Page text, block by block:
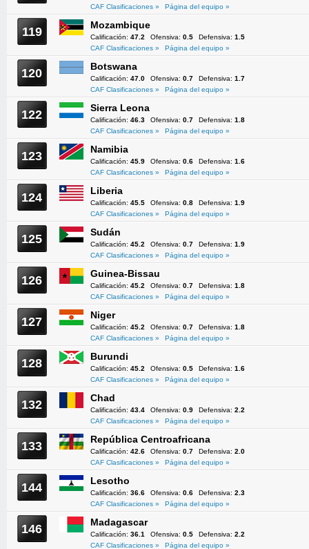
CAF Clasificaciones »
Página del equipo »
119 Mozambique
Calificación: 47.2 Ofensiva: 0.5 Defensiva: 1.5
CAF Clasificaciones »
Página del equipo »
120 Botswana
Calificación: 47.0 Ofensiva: 0.7 Defensiva: 1.7
CAF Clasificaciones »
Página del equipo »
122 Sierra Leona
Calificación: 46.3 Ofensiva: 0.7 Defensiva: 1.8
CAF Clasificaciones »
Página del equipo »
123 Namibia
Calificación: 45.9 Ofensiva: 0.6 Defensiva: 1.6
CAF Clasificaciones »
Página del equipo »
124 Liberia
Calificación: 45.5 Ofensiva: 0.8 Defensiva: 1.9
CAF Clasificaciones »
Página del equipo »
125 Sudán
Calificación: 45.2 Ofensiva: 0.7 Defensiva: 1.9
CAF Clasificaciones »
Página del equipo »
126 Guinea-Bissau
Calificación: 45.2 Ofensiva: 0.7 Defensiva: 1.8
CAF Clasificaciones »
Página del equipo »
127 Niger
Calificación: 45.2 Ofensiva: 0.7 Defensiva: 1.8
CAF Clasificaciones »
Página del equipo »
128 Burundi
Calificación: 45.2 Ofensiva: 0.5 Defensiva: 1.6
CAF Clasificaciones »
Página del equipo »
132 Chad
Calificación: 43.4 Ofensiva: 0.9 Defensiva: 2.2
CAF Clasificaciones »
Página del equipo »
133 República Centroafricana
Calificación: 42.6 Ofensiva: 0.7 Defensiva: 2.0
CAF Clasificaciones »
Página del equipo »
144 Lesotho
Calificación: 36.6 Ofensiva: 0.6 Defensiva: 2.3
CAF Clasificaciones »
Página del equipo »
146 Madagascar
Calificación: 36.1 Ofensiva: 0.5 Defensiva: 2.2
CAF Clasificaciones »
Página del equipo »